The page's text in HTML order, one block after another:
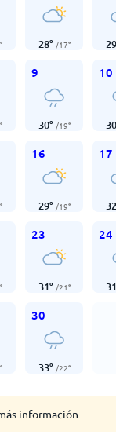
° 28° /17° 29
°
9
30° /19°
10
30
°
16
29° /19°
17
32
°
23
31° /21°
24
31
°
30
33° /22°
información